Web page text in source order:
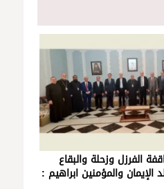
الفرزل وزحلة والبقاع
الإيمان والمؤمنين ابراهيم :